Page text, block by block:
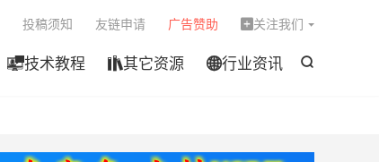

技术教程 其它资源 行业资讯
投稿须知 友链申请 广告赞助  关注我们